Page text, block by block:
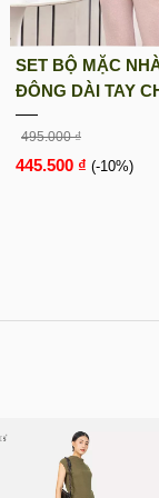
SET BỘ MẶC
ĐÔNG DÀI TAY
MỀM MẠI ẤM ÁP
TRÒN ỐNG
MÁ...
495.000 ₫
445.500 ₫ (-10%)